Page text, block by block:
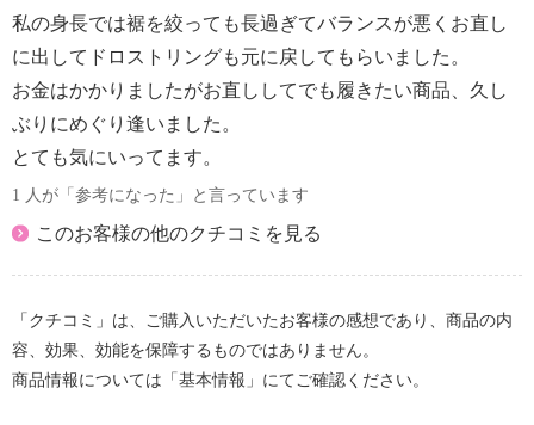
私の身長では裾を絞っても長過ぎてバランスが悪くお直し
に出してドロストリングも元に戻してもらいました。
お金はかかりましたがお直ししてでも履きたい商品、久し
ぶりにめぐり逢いました。
とても気にいってます。
1 人が「参考になった」と言っています
このお客様の他のクチコミを見る
「クチコミ」は、ご購入いただいたお客様の感想であり、商品の内
容、効果、効能を保障するものではありません。
商品情報については「基本情報」にてご確認ください。